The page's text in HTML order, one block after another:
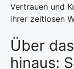
Vertrauen und
ihrer zeitlosen
Über
hinaus: